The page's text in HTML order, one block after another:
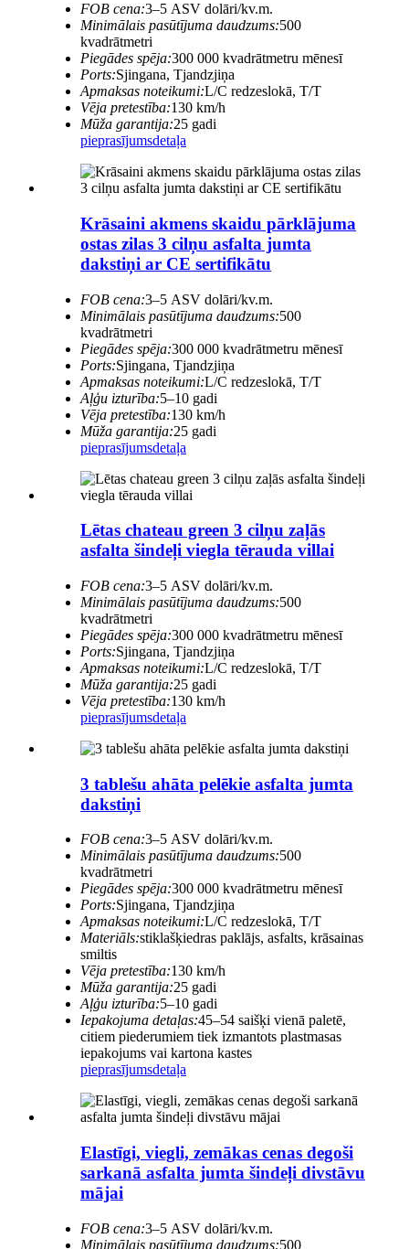
FOB cena:3–5 ASV dolāri/kv.m.
Minimālais pasūtījuma daudzums:500
kvadrātmetri
Piegādes spēja:300 000 kvadrātmetru mēnesī
Ports:Sjingana, Tjandzjiņa
Apmaksas noteikumi:L/C redzeslokā, T/T
Vēja pretestība:130 km/h
Mūža garantija:25 gadi
pieprasījumsdetaļa
Krāsaini akmens skaidu pārklājuma
ostas zilas 3 cilņu asfalta jumta
dakstiņi ar CE sertifikātu
FOB cena:3–5 ASV dolāri/kv.m.
Minimālais pasūtījuma daudzums:500
kvadrātmetri
Piegādes spēja:300 000 kvadrātmetru mēnesī
Ports:Sjingana, Tjandzjiņa
Apmaksas noteikumi:L/C redzeslokā, T/T
Aļģu izturība:5–10 gadi
Vēja pretestība:130 km/h
Mūža garantija:25 gadi
pieprasījumsdetaļa
Lētas chateau green 3 cilņu zaļās
asfalta šindeļi viegla tērauda villai
FOB cena:3–5 ASV dolāri/kv.m.
Minimālais pasūtījuma daudzums:500
kvadrātmetri
Piegādes spēja:300 000 kvadrātmetru mēnesī
Ports:Sjingana, Tjandzjiņa
Apmaksas noteikumi:L/C redzeslokā, T/T
Mūža garantija:25 gadi
Vēja pretestība:130 km/h
pieprasījumsdetaļa
3 tablešu ahāta pelēkie asfalta jumta
dakstiņi
FOB cena:3–5 ASV dolāri/kv.m.
Minimālais pasūtījuma daudzums:500
kvadrātmetri
Piegādes spēja:300 000 kvadrātmetru mēnesī
Ports:Sjingana, Tjandzjiņa
Apmaksas noteikumi:L/C redzeslokā, T/T
Materiāls:stiklašķiedras paklājs, asfalts, krāsainas
smiltis
Vēja pretestība:130 km/h
Mūža garantija:25 gadi
Aļģu izturība:5–10 gadi
Iepakojuma detaļas:45–54 saišķi vienā paletē,
citiem piederumiem tiek izmantots plastmasas
iepakojums vai kartona kastes
pieprasījumsdetaļa
Elastīgi, viegli, zemākas cenas degoši
sarkanā asfalta jumta šindeļi divstāvu
mājai
FOB cena:3–5 ASV dolāri/kv.m.
Minimālais pasūtījuma daudzums:500